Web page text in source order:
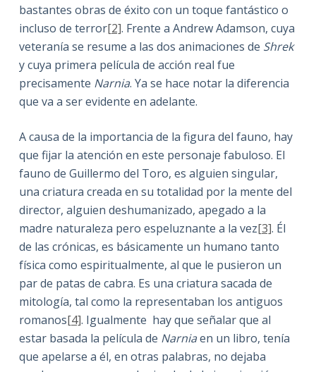
bastantes obras de éxito con un toque fantástico o
incluso de terror[2]. Frente a Andrew Adamson, cuya
veteranía se resume a las dos animaciones de Shrek
y cuya primera película de acción real fue
precisamente Narnia. Ya se hace notar la diferencia
que va a ser evidente en adelante.
A causa de la importancia de la figura del fauno, hay
que fijar la atención en este personaje fabuloso. El
fauno de Guillermo del Toro, es alguien singular,
una criatura creada en su totalidad por la mente del
director, alguien deshumanizado, apegado a la
madre naturaleza pero espeluznante a la vez[3]. Él
de las crónicas, es básicamente un humano tanto
física como espiritualmente, al que le pusieron un
par de patas de cabra. Es una criatura sacada de
mitología, tal como la representaban los antiguos
romanos[4]. Igualmente hay que señalar que al
estar basada la película de Narniaen un libro, tenía
que apelarse a él, en otras palabras, no dejaba